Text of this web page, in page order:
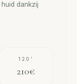
dankzij
120'
210€